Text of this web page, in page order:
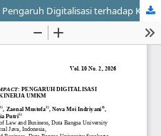
Digital Transformation Impact: Pengaruh Digitalisasi terhadap Kinerja UMKM